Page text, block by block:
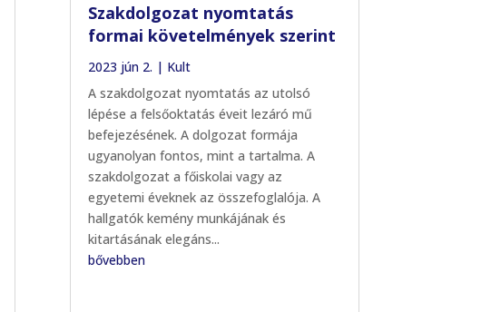
Szakdolgozat nyomtatás
formai követelmények szerint
2023 jún 2. | Kult
A szakdolgozat nyomtatás az utolsó
lépése a felsőoktatás éveit lezáró mű
befejezésének. A dolgozat formája
ugyanolyan fontos, mint a tartalma. A
szakdolgozat a főiskolai vagy az
egyetemi éveknek az összefoglalója. A
hallgatók kemény munkájának és
kitartásának elegáns...
bővebben